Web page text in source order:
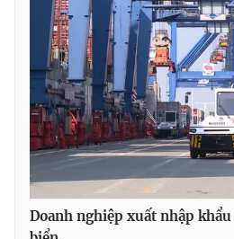
Doanh nghiệp xuất nhập